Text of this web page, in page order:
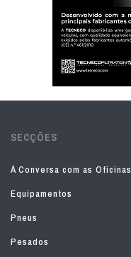
SECÇÕES
À Conversa com as Oficinas
Equipamentos
Pneus
Pesados